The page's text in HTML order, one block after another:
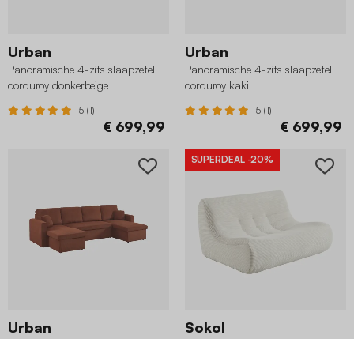
Urban
Panoramische 4-zits slaapzetel
corduroy donkerbeige
5 (1)
€ 699,99
Urban
Panoramische 4-zits slaapzetel
corduroy kaki
5 (1)
€ 699,99
Urban
SUPERDEAL -20%
Sokol